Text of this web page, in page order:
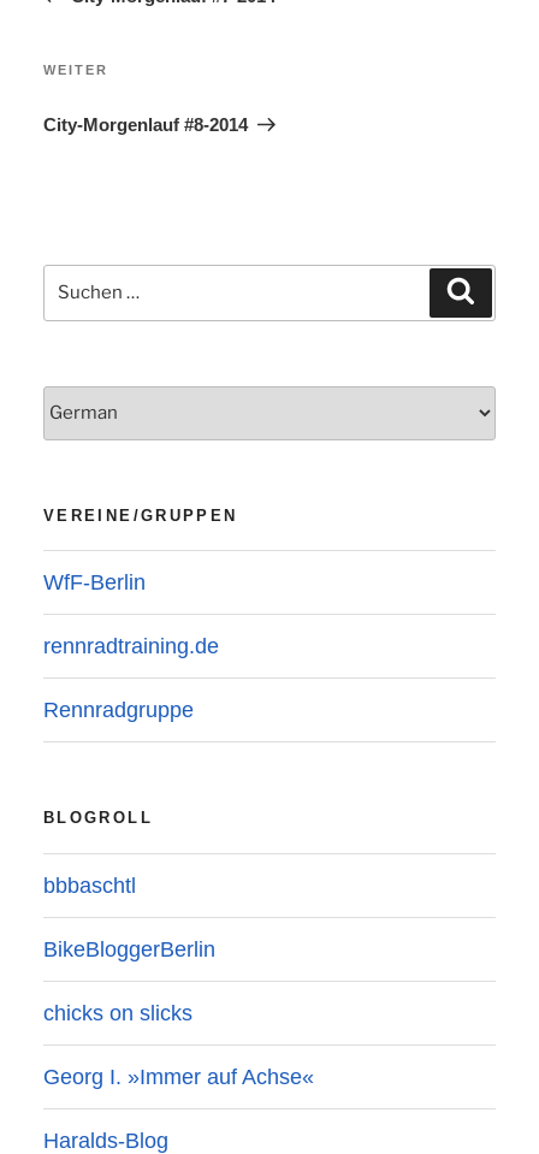
Nächster
WEITER
City-Morgenlauf #8-2014
Suchen
nach:
VEREINE/GRUPPEN
WfF-Berlin
rennradtraining.de
Rennradgruppe
BLOGROLL
bbbaschtl
BikeBloggerBerlin
chicks on slicks
Georg I. »Immer auf Achse«
Haralds-Blog